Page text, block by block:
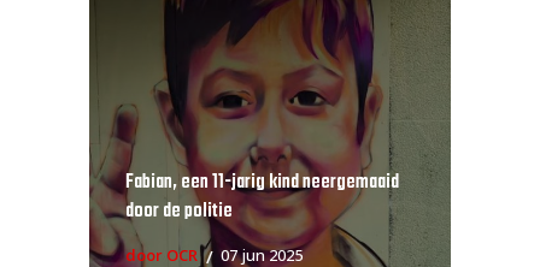
Fabian, een 11-jarig kind neergemaaid
door de politie
door OCR 07 jun 2025